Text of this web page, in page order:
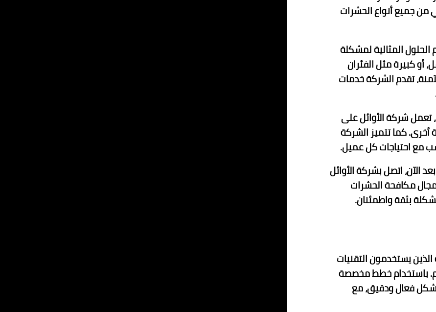
من جميع أنواع الحشرات
المثالية لمشكلة
أو كبيرة مثل الفئران
تقدم الشركة خدمات
تعمل شركة الأوائل على
كما تتميز الشركة
مع احتياجات كل عميل.
الآن، اتصل بشركة الأوائل
مكافحة الحشرات
بثقة واطمئنان.
يستخدمون التقنيات
باستخدام خطط مخصصة
فعال ودقيق، مع